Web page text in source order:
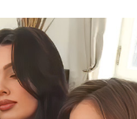
0 Fórum 0
egyszerű, sima. A